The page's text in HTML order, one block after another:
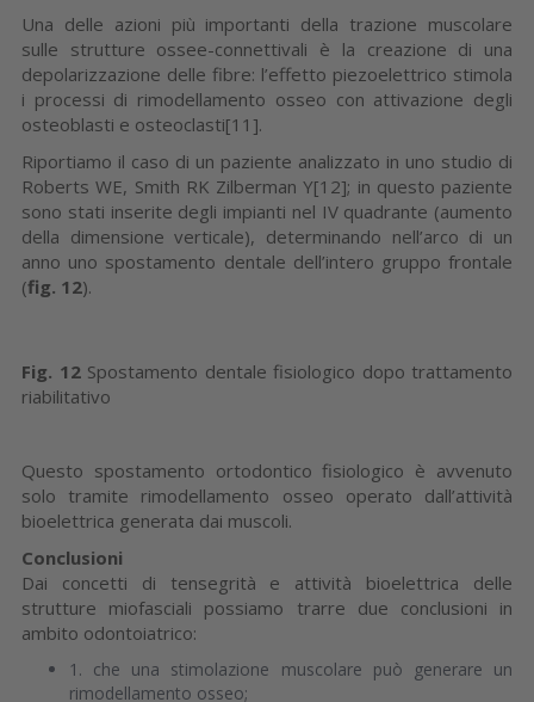
Una delle azioni più importanti della trazione muscolare
sulle strutture ossee-connettivali è la creazione di una
depolarizzazione delle fibre: l’effetto piezoelettrico stimola
i processi di rimodellamento osseo con attivazione degli
osteoblasti e osteoclasti[11].
Riportiamo il caso di un paziente analizzato in uno studio di
Roberts WE, Smith RK Zilberman Y[12]; in questo paziente
sono stati inserite degli impianti nel IV quadrante (aumento
della dimensione verticale), determinando nell’arco di un
anno uno spostamento dentale dell’intero gruppo frontale
(fig. 12).
Fig. 12Spostamento dentale fisiologico dopo trattamento
riabilitativo
Questo spostamento ortodontico fisiologico è avvenuto
solo tramite rimodellamento osseo operato dall’attività
bioelettrica generata dai muscoli.
Conclusioni
Dai concetti di tensegrità e attività bioelettrica delle
strutture miofasciali possiamo trarre due conclusioni in
ambito odontoiatrico:
1. che una stimolazione muscolare può generare un
rimodellamento osseo;